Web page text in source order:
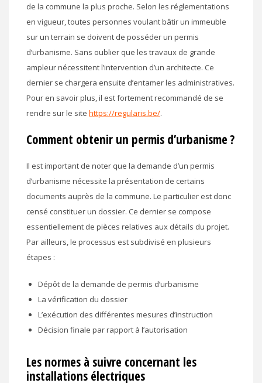
de la commune la plus proche. Selon les réglementations
en vigueur, toutes personnes voulant bâtir un immeuble
sur un terrain se doivent de posséder un permis
d’urbanisme. Sans oublier que les travaux de grande
ampleur nécessitent l’intervention d’un architecte. Ce
dernier se chargera ensuite d’entamer les administratives.
Pour en savoir plus, il est fortement recommandé de se
rendre sur le site https://regularis.be/.
Comment obtenir un permis d’urbanisme ?
Il est important de noter que la demande d’un permis
d’urbanisme nécessite la présentation de certains
documents auprès de la commune. Le particulier est donc
censé constituer un dossier. Ce dernier se compose
essentiellement de pièces relatives aux détails du projet.
Par ailleurs, le processus est subdivisé en plusieurs
étapes :
Dépôt de la demande de permis d’urbanisme
La vérification du dossier
L’exécution des différentes mesures d’instruction
Décision finale par rapport à l’autorisation
Les normes à suivre concernant les
installations électriques